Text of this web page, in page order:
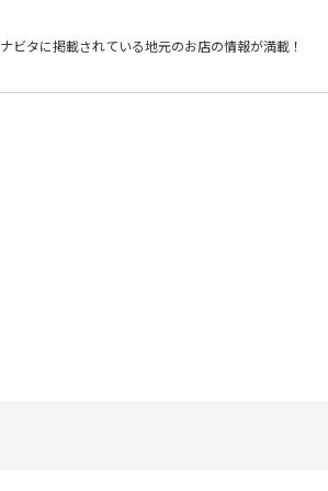
ナビタに掲載されている地元のお店の情報が満載！